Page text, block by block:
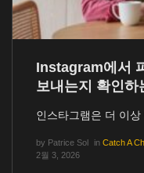
Instagram에서
보내는지 확인하
인스타그램은 더 이상
by Patrice Sol in Catch A
2월 3, 2026